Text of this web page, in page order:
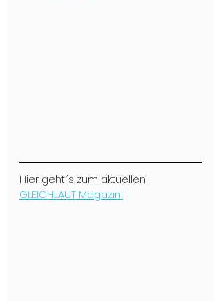
Hier geht´s zum aktuellen
GLEICHLAUT Magazin!